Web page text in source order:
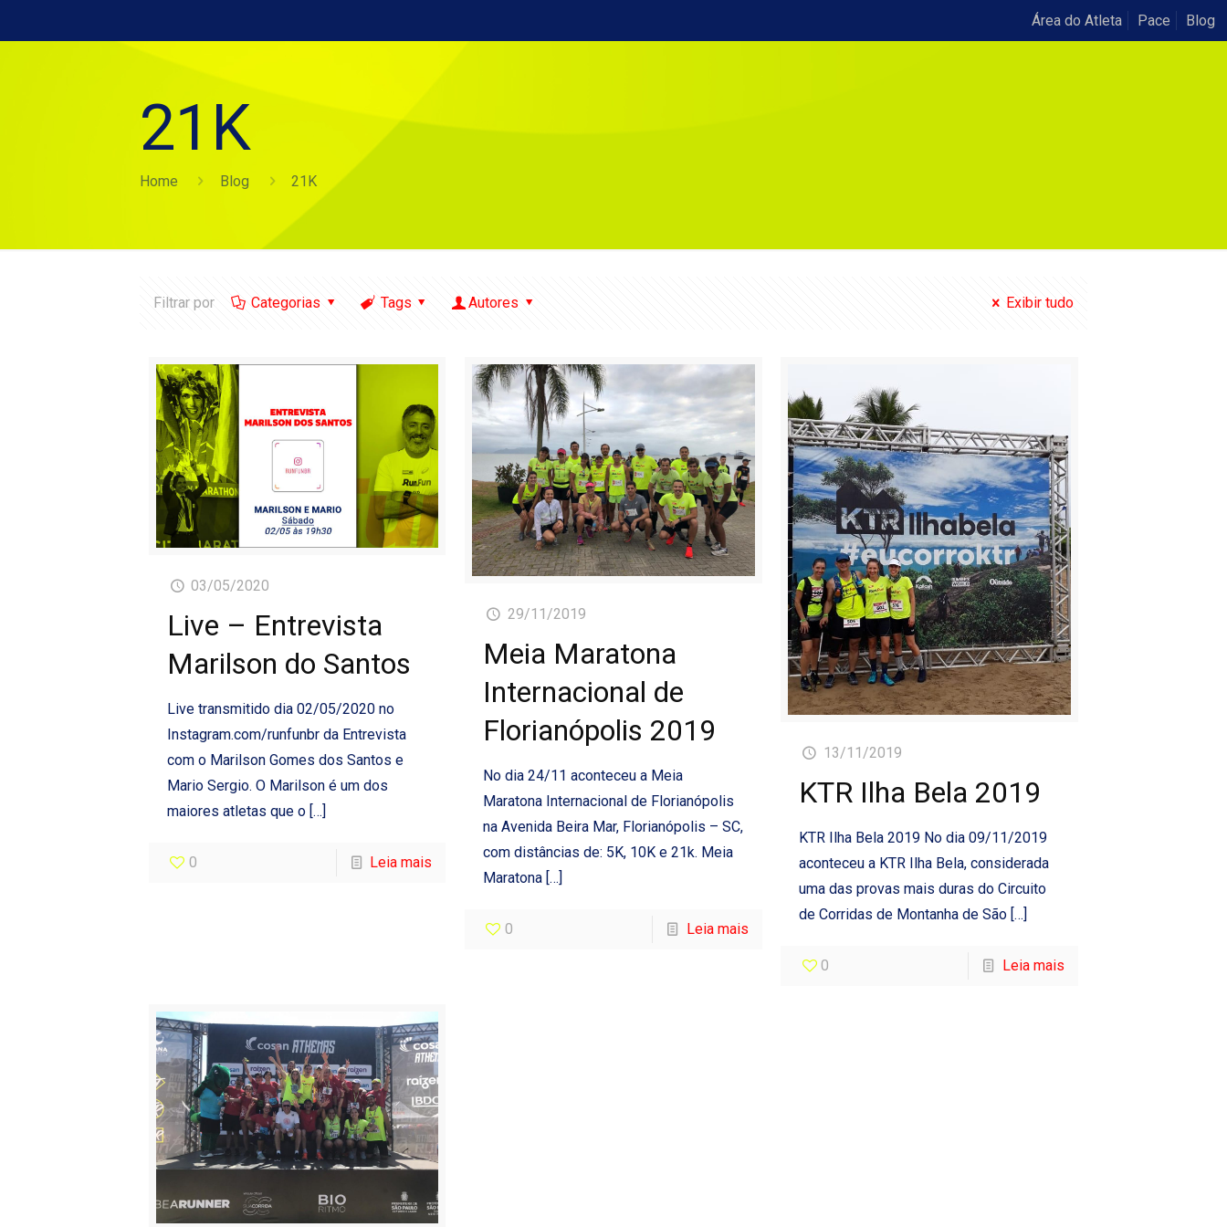
Área do Atleta Pace Blog
21K
Home Blog 21K
Filtrar por Categorias Tags Autores Exibir tudo
03/05/2020
Live – Entrevista
Marilson do Santos
Live transmitido dia 02/05/2020 no
Instagram.com/runfunbr da Entrevista
com o Marilson Gomes dos Santos e
Mario Sergio. O Marilson é um dos
maiores atletas que o[…]
0 Leia mais
29/11/2019
Meia Maratona
Internacional de
Florianópolis 2019
No dia 24/11 aconteceu a Meia
Maratona Internacional de Florianópolis
na Avenida Beira Mar, Florianópolis – SC,
com distâncias de: 5K, 10K e 21k. Meia
Maratona […]
0 Leia mais
13/11/2019
KTR Ilha Bela 2019
KTR Ilha Bela 2019 No dia 09/11/2019
aconteceu a KTR Ilha Bela, considerada
uma das provas mais duras do Circuito
de Corridas de Montanha de São […]
0 Leia mais